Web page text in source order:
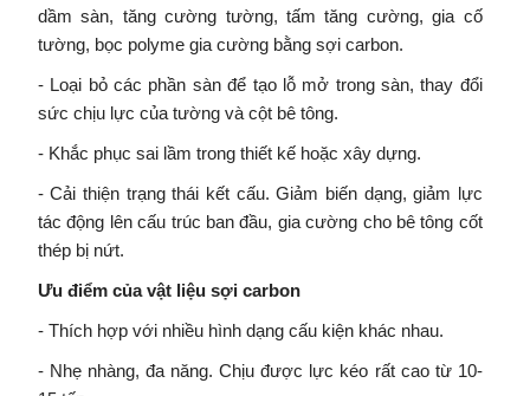
dầm sàn, tăng cường tường, tấm tăng cường, gia cố
tường, bọc polyme gia cường bằng sợi carbon.
- Loại bỏ các phần sàn để tạo lỗ mở trong sàn, thay đổi
sức chịu lực của tường và cột bê tông.
- Khắc phục sai lầm trong thiết kế hoặc xây dựng.
- Cải thiện trạng thái kết cấu. Giảm biến dạng, giảm lực
tác động lên cấu trúc ban đầu, gia cường cho bê tông cốt
thép bị nứt.
Ưu điểm của vật liệu sợi carbon
- Thích hợp với nhiều hình dạng cấu kiện khác nhau.
- Nhẹ nhàng, đa năng. Chịu được lực kéo rất cao từ 10-